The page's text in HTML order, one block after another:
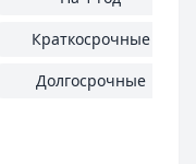
Краткосрочные
Долгосрочные